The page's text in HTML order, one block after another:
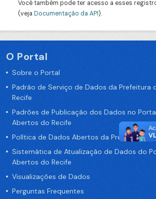
Você também pode ter acesso a esses
(veja Documentação da API).
O Portal
Sobre o Portal
Padrão de Serviço de Dados da Prefeitura
Recife
Padrões de Publicação dos Dados no
Abertos do Recife
Política de Dados Abertos da Prefeitura do
Sistemática de Atualização de Dados do
Abertos do Recife
Visualizações de Dados
Perguntas Frequentes